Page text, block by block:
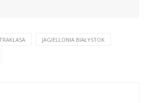
JAGIELLONIA BIAŁYSTOK